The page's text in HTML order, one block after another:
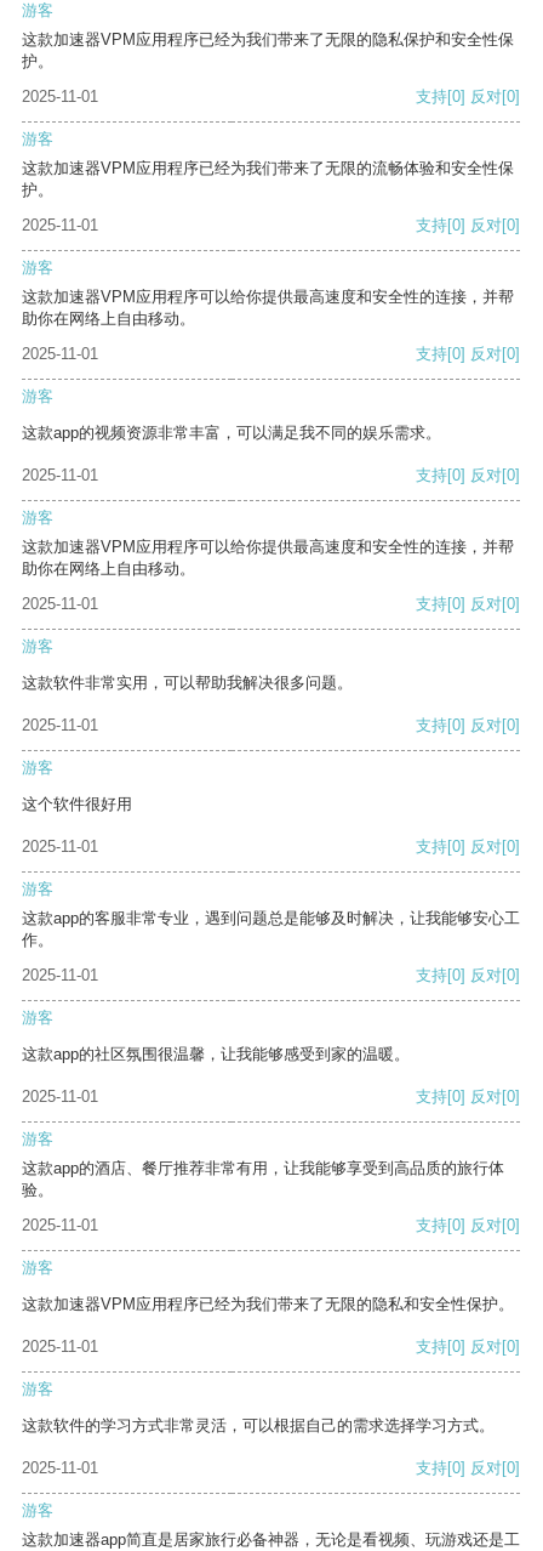
游客
这款加速器VPM应用程序已经为我们带来了无限的隐私保护和安全性保
护。
2025-11-01
支持[0] 反对[0]
游客
这款加速器VPM应用程序已经为我们带来了无限的流畅体验和安全性保
护。
2025-11-01
支持[0] 反对[0]
游客
这款加速器VPM应用程序可以给你提供最高速度和安全性的连接，并帮
助你在网络上自由移动。
2025-11-01
支持[0] 反对[0]
游客
这款app的视频资源非常丰富，可以满足我不同的娱乐需求。
2025-11-01 支持[0] 反对[0]
游客
这款加速器VPM应用程序可以给你提供最高速度和安全性的连接，并帮
助你在网络上自由移动。
2025-11-01
支持[0] 反对[0]
游客
这款软件非常实用，可以帮助我解决很多问题。
2025-11-01 支持[0] 反对[0]
游客
这个软件很好用
2025-11-01 支持[0] 反对[0]
游客
这款app的客服非常专业，遇到问题总是能够及时解决，让我能够安心工
作。
2025-11-01
支持[0] 反对[0]
游客
这款app的社区氛围很温馨，让我能够感受到家的温暖。
2025-11-01 支持[0] 反对[0]
游客
这款app的酒店、餐厅推荐非常有用，让我能够享受到高品质的旅行体
验。
2025-11-01
支持[0] 反对[0]
游客
这款加速器VPM应用程序已经为我们带来了无限的隐私和安全性保护。
2025-11-01 支持[0] 反对[0]
游客
这款软件的学习方式非常灵活，可以根据自己的需求选择学习方式。
2025-11-01 支持[0] 反对[0]
游客
这款加速器app简直是居家旅行必备神器，无论是看视频、玩游戏还是工